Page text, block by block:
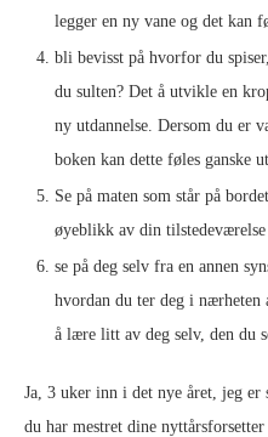
legger en ny vane og det kan
bli bevisst på hvorfor du
du sulten? Det å utvikle en
ny utdannelse. Dersom du er
boken kan dette føles ganske
Se på maten som står på
øyeblikk av din tilstedeværelse
se på deg selv fra en annen
hvordan du ter deg i nærheten
å lære litt av deg selv, den du
Ja, 3 uker inn i det nye året, jeg er
du har mestret dine